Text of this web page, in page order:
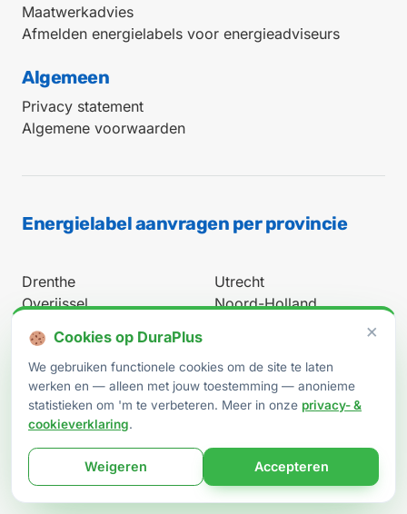
Maatwerkadvies
Afmelden energielabels voor energieadviseurs
Algemeen
Privacy statement
Algemene voorwaarden
Energielabel aanvragen per provincie
Drenthe
Overijssel
Flevoland
Utrecht
Noord-Holland
Limburg
Groningen
Friesland
Heel Nederland
×
Cookies op DuraPlus
We gebruiken functionele cookies om de site te laten
werken en — alleen met jouw toestemming — anonieme
statistieken om 'm te verbeteren. Meer in onze privacy- &
cookieverklaring.
Weigeren Accepteren